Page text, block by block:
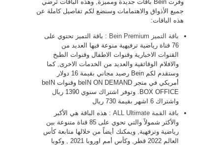
وفرت Bein باقات جديدة ومميزة, وهذه الباقات تُرضي
جميع الأذواق والاهتمامات وسنضع لكم تفاصيل كاملة عن
هذه الباقات:
باقة التميز Bein Premium
: باقة التميز تحتوي على
76 قناة رياضية ترفيهية منوعة فيها العديد من
القنوات الاخبارية وقنوات الاطفال وقنوات الطبخ
والافلام الوقائقية والعديد من الخدمات الاخرى, كما
وستقدم لكم Bein رصيد مجاني بقيمة 16 دولار
أمريكي في متجر beIN ON DEMAND وقنوات beIN
BOX OFFICE. وتوفر اشتراك سنوي 1390 ريال
واشتراك 6 اشهر بقيمة 730 ريال
باقة القمة ALL Ultimate
: هذه الباقة هي الأكبر
والأكثر شمولاً والتي تحوي على 85 قناة متنوعة بين
رياضية وترفهية, ويمكنك أيضاً من خلالها متابعة كأس
العالم 2022 قطر, وكأس أمم اوروبا 2021 , وكوبا